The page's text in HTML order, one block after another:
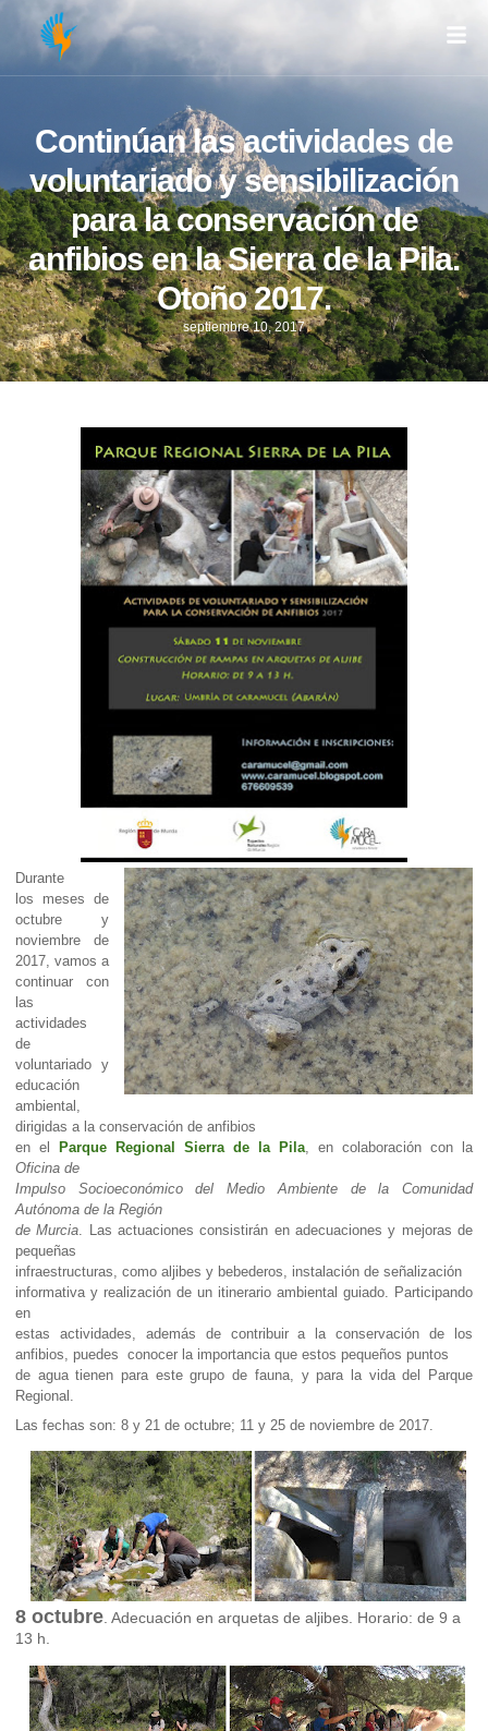
Continúan las actividades de
voluntariado y sensibilización
para la conservación de
anfibios en la Sierra de la Pila.
Otoño 2017.
septiembre 10, 2017
Durante
los meses de
octubre y
noviembre de
2017, vamos a
continuar con
las
actividades
de
voluntariado y
educación
ambiental,
dirigidas a la conservación de anfibios
en el
Parque Regional Sierra de la Pila, en colaboración con la
Oficina de
Impulso Socioeconómico del Medio Ambiente de la Comunidad
Autónoma de la Región
de Murcia. Las actuaciones consistirán en adecuaciones y mejoras de
pequeñas
infraestructuras, como aljibes y bebederos, instalación de señalización
informativa y realización de un itinerario ambiental guiado. Participando
en
estas actividades, además de contribuir a la conservación de los
anfibios, puedes conocer la importancia que estos pequeños puntos
de agua tienen para este grupo de fauna, y para la vida del Parque
Regional.
Las fechas son: 8 y 21 de octubre; 11 y 25 de noviembre de 2017.
8 octubre. Adecuación en arquetas de aljibes. Horario: de 9 a
13 h.